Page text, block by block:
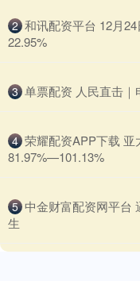
2 和讯配资平台 12月
22.95%
3 单票配资 人民直击｜
4 荣耀配资APP下载
81.97%—101.13%
5 中金财富配资网平台
生